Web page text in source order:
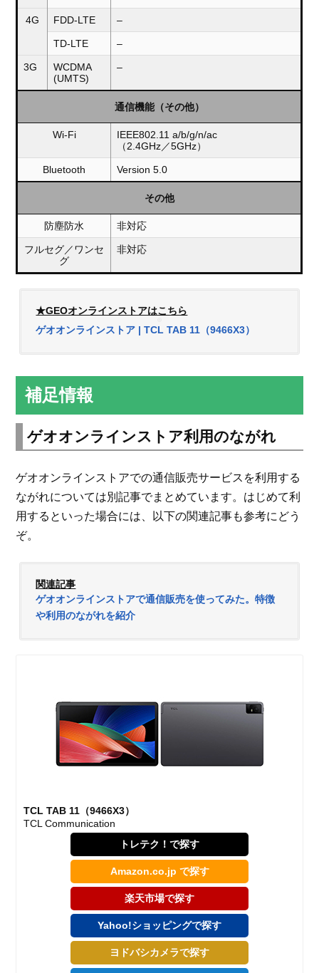
4G FDD-LTE –
TD-LTE –
3G
WCDMA
(UMTS)
–
通信機能（その他）
Wi-Fi
IEEE802.11 a/b/g/n/ac
（2.4GHz／5GHz）
Bluetooth Version 5.0
その他
防塵防水 非対応
フルセグ／ワンセ
グ
非対応
★GEOオンラインストアはこちら
ゲオオンラインストア | TCL TAB 11（9466X3）
補足情報
ゲオオンラインストア利用のながれ
ゲオオンラインストアでの通信販売サービスを利用する
ながれについては別記事でまとめています。はじめて利
用するといった場合には、以下の関連記事も参考にどう
ぞ。
関連記事
ゲオオンラインストアで通信販売を使ってみた。特徴
や利用のながれを紹介
TCL TAB 11（9466X3）
TCL Communication
トレテク！で探す
Amazon.co.jp で探す
楽天市場で探す
Yahoo!ショッピングで探す
ヨドバシカメラで探す